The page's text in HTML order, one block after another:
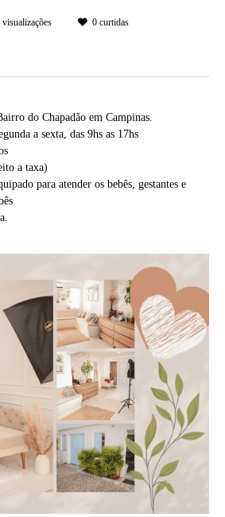
visualizações 0curtidas
do Chapadão em Campinas.
a sexta, das 9hs as 17hs
a taxa)
para atender os bebês, gestantes e